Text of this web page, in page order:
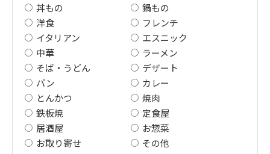
丼もの
鍋もの
洋食
フレンチ
イタリアン
エスニック
中華
ラーメン
そば・うどん
デザート
パン
カレー
とんかつ
焼肉
鉄板焼
定食屋
居酒屋
お惣菜
お取り寄せ
その他